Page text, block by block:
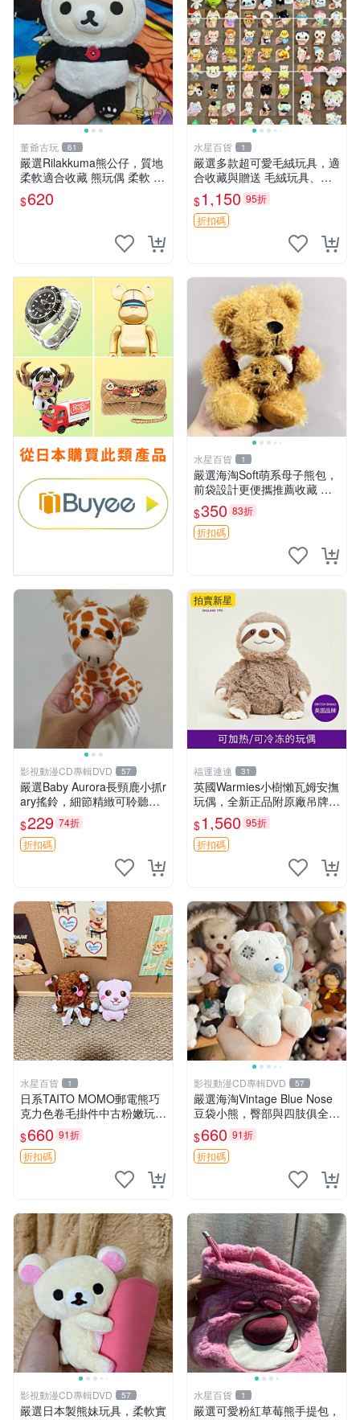
董爺古玩 61
嚴選Rilakkuma熊公仔，質地
柔軟適合收藏 熊玩偶 柔軟 公
仔 收藏
$620
水星百貨 1
嚴選多款超可愛毛絨玩具，適
合收藏與贈送 毛絨玩具、抱
枕、公仔
$1,150 95折
折扣碼
水星百貨 1
嚴選海淘Soft萌系母子熊包，
前袋設計更便攜推薦收藏 母
子熊 軟綿綿 包包
$350 83折
折扣碼
影視動漫CD專輯DVD 57
嚴選Baby Aurora長頸鹿小抓r
ary搖鈴，細節精緻可聆聽清
脆鈴音 軟萌可愛 定制紀念 金
屬搖鈴 新手媽咪推薦 長頸鹿
抓rary 搖鈴
$229 74折
折扣碼
拍賣新星
福運連連 31
英國Warmies小樹懶瓦姆安撫
玩偶，全新正品附原廠吊牌與
防塵袋，內藏薰衣草可加熱，
適合各個年齡層，冷暖兩用享
受抱抱樂趣，不容錯過嚴選好
$1,560 95折
折扣碼
水星百貨 1
日系TAITO MOMO郵電熊巧
克力色卷毛掛件中古粉嫩玩偶
微瑕推薦 postpet momo 郵
電熊 中古玩偶
$660 91折
折扣碼
影視動漫CD專輯DVD 57
嚴選海淘Vintage Blue Nose
豆袋小熊，臀部與四肢俱全，
坐高11公分，附原盒與吊牌
收藏。藍鼻子小熊，值得擁有
玩具 憶熊
$660 91折
折扣碼
影視動漫CD專輯DVD 57
嚴選日本製熊妹玩具，柔軟實
水星百貨 1
嚴選可愛粉紅草莓熊手提包，